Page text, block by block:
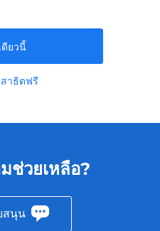
ดียวนี้
าธิตฟรี
ช่วยเหลือ?
สนุน